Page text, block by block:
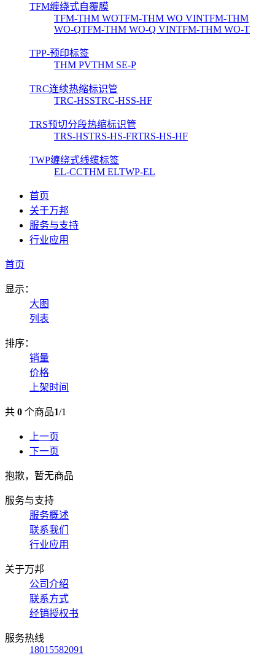
TFM缠绕式自覆膜
TFM-THM WOTFM-THM WO VINTFM-THM
WO-QTFM-THM WO-Q VINTFM-THM WO-T
TPP-预印标签
THM PVTHM SE-P
TRC连续热缩标识管
TRC-HSSTRC-HSS-HF
TRS预切分段热缩标识管
TRS-HSTRS-HS-FRTRS-HS-HF
TWP缠绕式线缆标签
EL-CCTHM ELTWP-EL
首页
关于万邦
服务与支持
行业应用
首页
显示：
大图
列表
排序：
销量
价格
上架时间
共 0 个商品1/1
上一页
下一页
抱歉，暂无商品
服务与支持
服务概述
联系我们
行业应用
关于万邦
公司介绍
联系方式
经销授权书
服务热线
18015582091